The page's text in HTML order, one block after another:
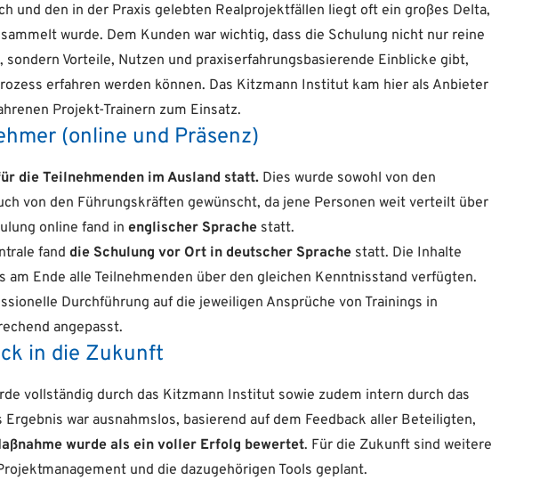
und den in der Praxis gelebten Realprojektfällen liegt oft ein großes Delta,
wurde. Dem Kunden war wichtig, dass die Schulung nicht nur reine
sondern Vorteile, Nutzen und praxiserfahrungsbasierende Einblicke gibt,
erfahren werden können. Das Kitzmann Institut kam hier als Anbieter
Projekt-Trainern zum Einsatz.
(online und Präsenz)
die Teilnehmenden im Ausland statt. Dies wurde sowohl von den
von den Führungskräften gewünscht, da jene Personen weit verteilt über
online fand in englischer Sprache statt.
fand die Schulung vor Ort in deutscher Sprache statt. Die Inhalte
am Ende alle Teilnehmenden über den gleichen Kenntnisstand verfügten.
Durchführung auf die jeweiligen Ansprüche von Trainings in
angepasst.
in die Zukunft
vollständig durch das Kitzmann Institut sowie zudem intern durch das
war ausnahmslos, basierend auf dem Feedback aller Beteiligten,
wurde als ein voller Erfolg bewertet. Für die Zukunft sind weitere
und die dazugehörigen Tools geplant.